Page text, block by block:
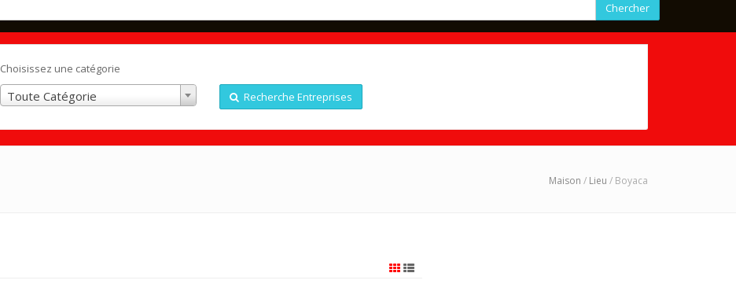
Chercher
Choisissez une catégorie
Toute Catégorie Recherche Entreprises
Maison / Lieu / Boyaca